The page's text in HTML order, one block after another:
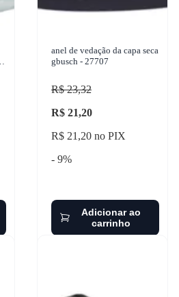
anel de vedação da capa seca
gbusch - 27707
R$ 23,32
R$ 21,20
R$ 21,20 no PIX
- 9%
Adicionar ao
carrinho